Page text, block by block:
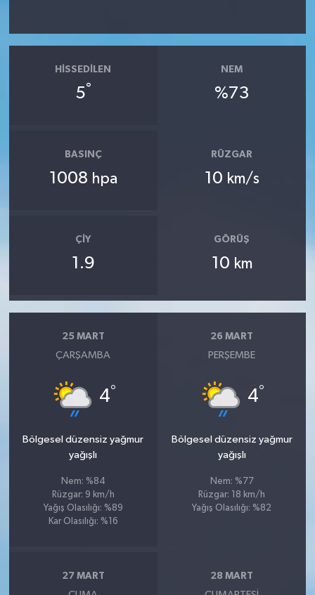
HISSEDILEN
5°
NEM
%73
BASINÇ
1008 hpa
RÜZGAR
10 km/s
ÇIY
1.9
GÖRÜŞ
10 km
25 MART
ÇARŞAMBA
4°
Bölgesel düzensiz yağmur
yağışlı
Nem: %84
Rüzgar: 9 km/h
Yağış Olasılığı: %89
Kar Olasılığı: %16
26 MART
PERŞEMBE
4°
Bölgesel düzensiz yağmur
yağışlı
Nem: %77
Rüzgar: 18 km/h
Yağış Olasılığı: %82
27 MART 28 MART